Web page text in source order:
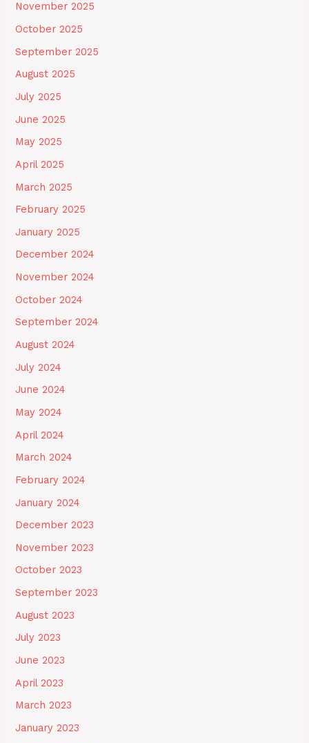
November 2025
October 2025
September 2025
August 2025
July 2025
June 2025
May 2025
April 2025
March 2025
February 2025
January 2025
December 2024
November 2024
October 2024
September 2024
August 2024
July 2024
June 2024
May 2024
April 2024
March 2024
February 2024
January 2024
December 2023
November 2023
October 2023
September 2023
August 2023
July 2023
June 2023
April 2023
March 2023
January 2023